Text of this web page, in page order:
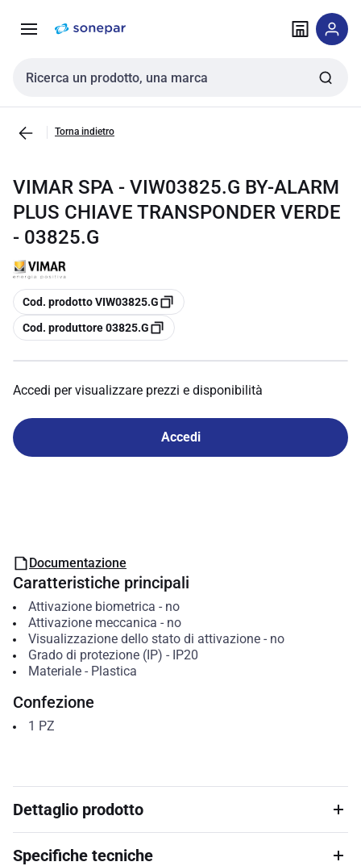
navigazione alla
Cerca input
Torna indietro
VIMAR SPA - VIW03825.G BY-ALARM
PLUS CHIAVE TRANSPONDER VERDE
- 03825.G
copia
Cod. prodotto VIW03825.G
copia
Cod. produttore 03825.G
Accedi per visualizzare prezzi e disponibilità
Accedi
Documentazione
Caratteristiche principali
Attivazione biometrica - no
Attivazione meccanica - no
Visualizzazione dello stato di attivazione- no
Grado di protezione (IP) - IP20
Materiale- Plastica
Confezione
1 PZ
Dettaglio prodotto
Specifiche tecniche